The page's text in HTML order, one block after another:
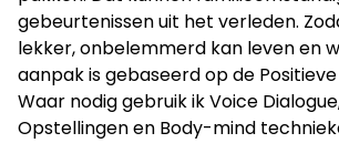
gebeurtenissen uit het verleden.
lekker, onbelemmerd kan leven en
aanpak is gebaseerd op de
Waar nodig gebruik ik Voice
Opstellingen en Body-mind